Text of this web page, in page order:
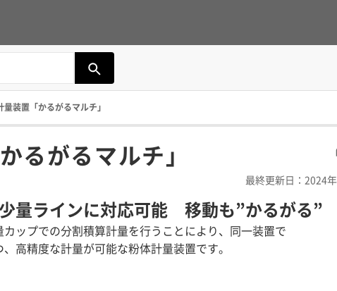
装置「かるがるマルチ」
るがるマルチ」
最終更新日：2024
量ラインに対応可能 移動も”かるがる”
カップでの分割積算計量を行うことにより、同一装置で
高精度な計量が可能な粉体計量装置です。